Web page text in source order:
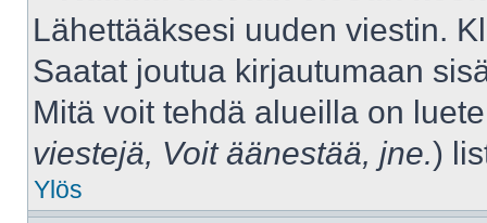
Lähettääksesi uuden viestin.
Saatat joutua kirjautumaan
Mitä voit tehdä alueilla on
viestejä, Voit äänestää, jne.)
Ylös